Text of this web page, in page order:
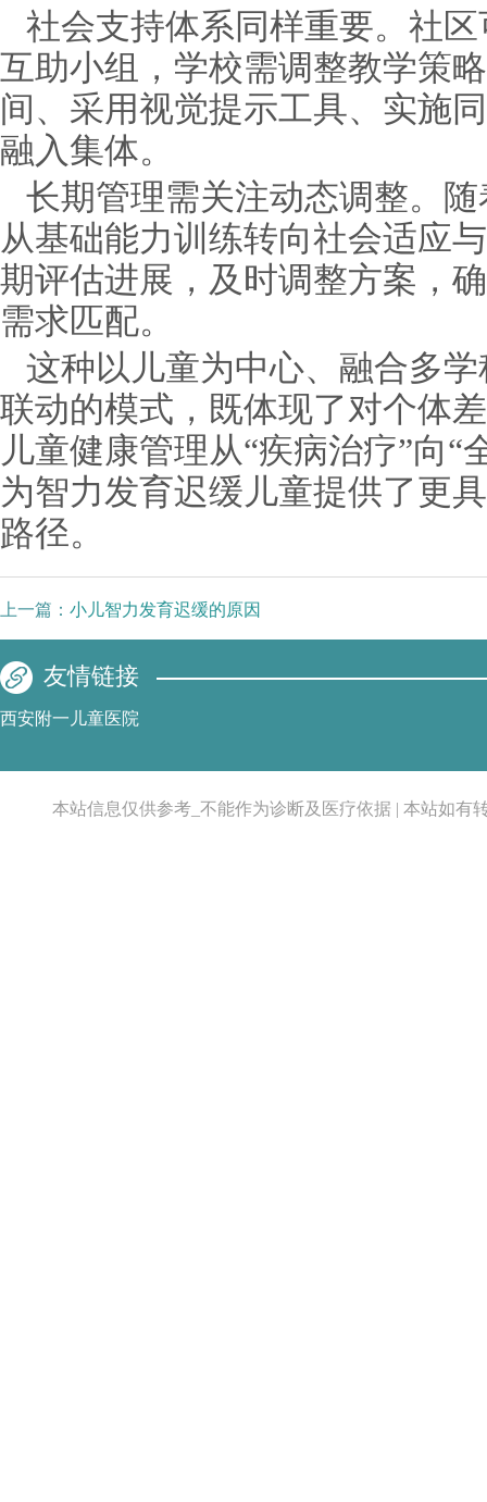
社会支持体系同样重要。社
互助小组，学校需调整教学策
间、采用视觉提示工具、实施
融入集体。
长期管理需关注动态调整。
从基础能力训练转向社会适应
期评估进展，及时调整方案，
需求匹配。
这种以儿童为中心、融合多
联动的模式，既体现了对个体
儿童健康管理从“疾病治疗”向“
为智力发育迟缓儿童提供了更
路径。
上一篇： 小儿智力发育迟缓的原因
友情链接
西安附一儿童医院
本站信息仅供参考_不能作为诊断及医疗依据 | 本站如